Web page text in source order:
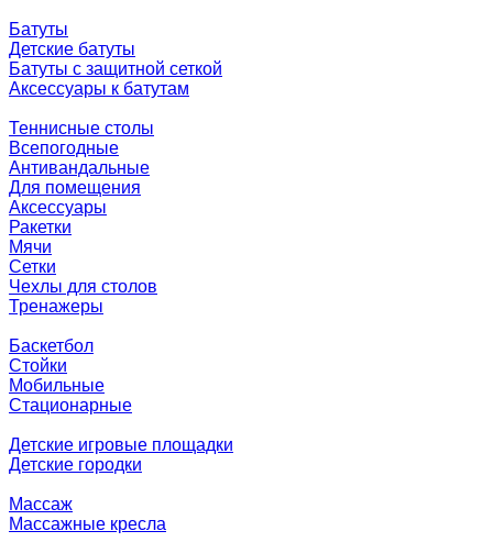
Батуты
Детские батуты
Батуты с защитной сеткой
Аксессуары к батутам
Теннисные столы
Всепогодные
Антивандальные
Для помещения
Аксессуары
Ракетки
Мячи
Сетки
Чехлы для столов
Тренажеры
Баскетбол
Стойки
Мобильные
Стационарные
Детские игровые площадки
Детские городки
Массаж
Массажные кресла